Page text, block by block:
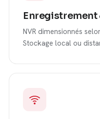
Enregistrement
NVR dimensionnés
Stockage local ou